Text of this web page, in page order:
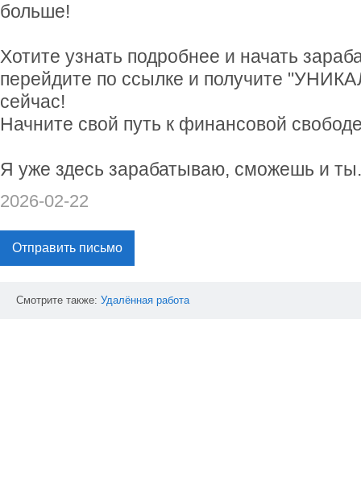
больше!
Хотите узнать подробнее и начать
перейдите по ссылке и получите
сейчас!
Начните свой путь к финансовой
Я уже здесь зарабатываю, сможешь и ты.
2026-02-22
Отправить письмо
Смотрите также: Удалённая работа